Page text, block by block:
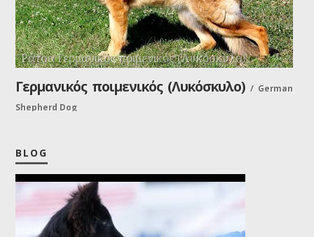
Ράτσα Γερμανικός ποιμενικός (Λυκόσκυλο)
Γερμανικός ποιμενικός (Λυκόσκυλο) / German
Shepherd Dog
τον οποίο κατάγεται. Ένας περήφανος σύντροφος με
πολλές δυνατότητες και ιστορία στο ενεργητικό του.
BLOG